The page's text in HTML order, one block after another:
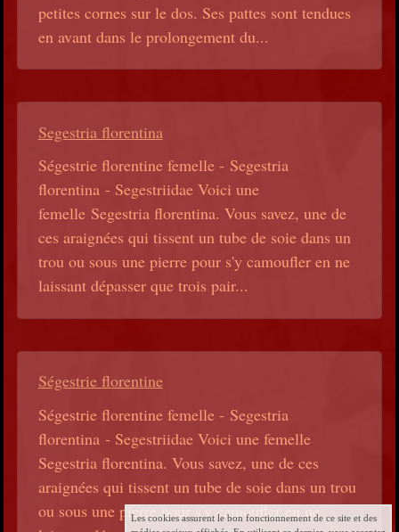
petites cornes sur le dos. Ses pattes sont tendues
en avant dans le prolongement du...
Segestria florentina
Ségestrie florentine femelle - Segestria
florentina - Segestriidae Voici une
femelle Segestria florentina. Vous savez, une de
ces araignées qui tissent un tube de soie dans un
trou ou sous une pierre pour s'y camoufler en ne
laissant dépasser que trois pair...
Ségestrie florentine
Ségestrie florentine femelle - Segestria
florentina - Segestriidae Voici une femelle
Segestria florentina. Vous savez, une de ces
araignées qui tissent un tube de soie dans un trou
ou sous une pierre pour s'y camoufler en ne
Les cookies assurent le bon fonctionnement de ce site et des